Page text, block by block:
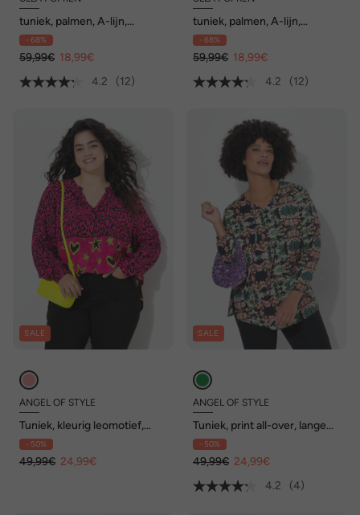
tuniek, palmen, A-lijn,
volants, ronde hals, lange
mouwen
- 68%
59,99€ 18,99€
4.2
(12)
tuniek, palmen, A-lijn,
volants, ronde hals, lange
mouwen
- 68%
59,99€ 18,99€
4.2
(12)
SALE
ANGEL OF STYLE
Tuniek, kleurig leomotief,
strepen aan de zoom
- 50%
49,99€ 24,99€
SALE
ANGEL OF STYLE
Tuniek, print all-over, lange
mouwen
- 50%
49,99€ 24,99€
4.2
(4)